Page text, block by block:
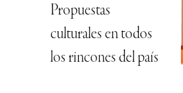
Propuestas
culturales en todos
los rincones del país